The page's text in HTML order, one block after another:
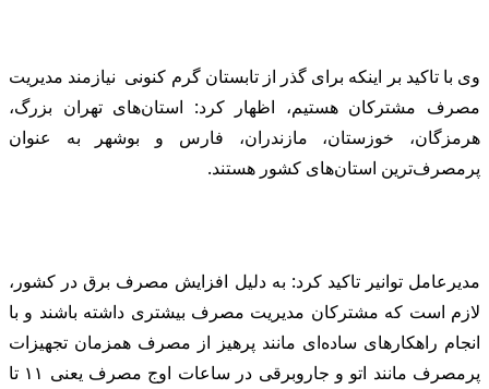
وی با تاکید بر اینکه برای گذر از تابستان گرم کنونی نیازمند مدیریت
مصرف مشترکان هستیم، اظهار کرد: استان‌های تهران بزرگ،
هرمزگان، خوزستان، مازندران، فارس و بوشهر به عنوان
پرمصرف‌ترین استان‌های کشور هستند.
مدیرعامل توانیر تاکید کرد: به دلیل افزایش مصرف برق در کشور،
لازم است که مشترکان مدیریت مصرف بیشتری داشته باشند و با
انجام راهکارهای ساده‌ای مانند پرهیز از مصرف همزمان تجهیزات
پرمصرف مانند اتو و جاروبرقی در ساعات اوج مصرف یعنی ۱۱ تا